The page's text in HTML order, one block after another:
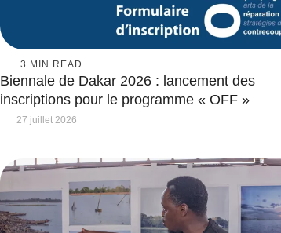
3 MIN READ
Biennale de Dakar 2026 : lancement des
inscriptions pour le programme « OFF »
27 juillet 2026